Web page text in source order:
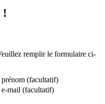
!
remplir le formulaire ci-
prénom (facultatif)
e-mail (facultatif)